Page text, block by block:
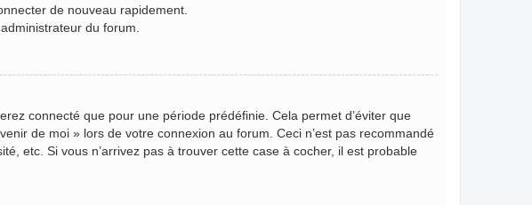
de nouveau rapidement.
du forum.
connecté que pour une période prédéfinie. Cela permet d’éviter que
de moi » lors de votre connexion au forum. Ceci n’est pas recommandé
etc. Si vous n’arrivez pas à trouver cette case à cocher, il est probable